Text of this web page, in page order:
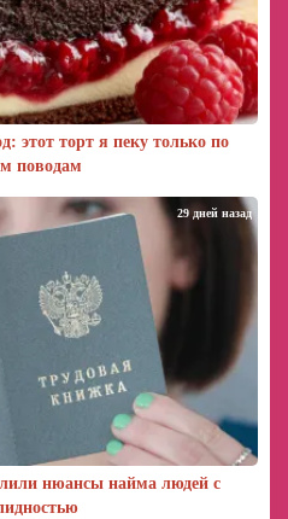
этот торт я пеку только по
поводам
нюансы найма людей с
29 дней назад